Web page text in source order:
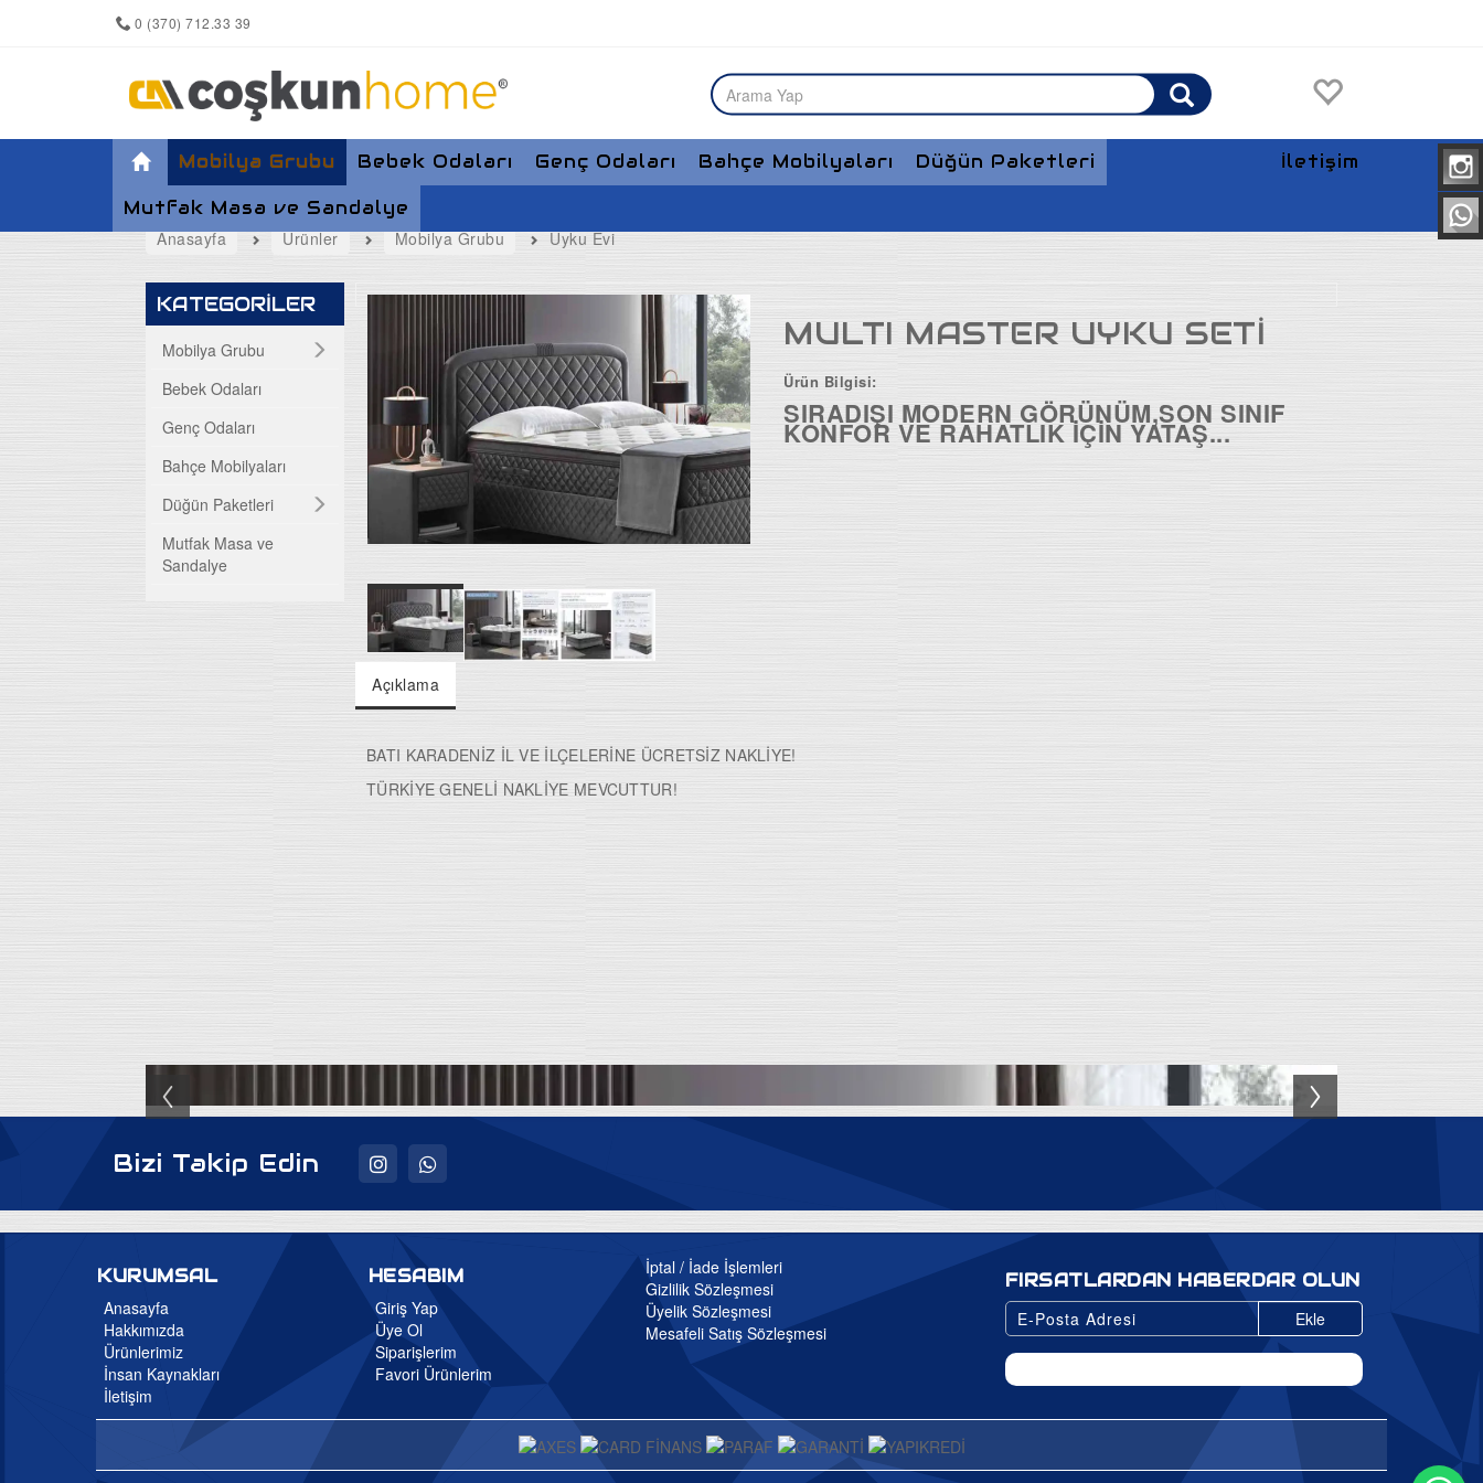
0 (370) 712.33 39
Anasayfa
İletişim
Mobilya Grubu
Yemek Odası
Koltuk Takımları
Maxi Takımlar
TV Üniteleri
Bazalar
Ortapedik Yataklar
Bebek Odaları Genç Odaları Bahçe Mobilyaları
Düğün Paketleri
Mutfak Masa ve Sandalye
Anasayfa Ürünler Mobilya Grubu Uyku Evi
KATEGORİLER
Mobilya Grubu
Bebek Odaları
Genç Odaları
Bahçe Mobilyaları
Düğün Paketleri
Mutfak Masa ve
Sandalye
MULTI MASTER UYKU SETİ
Ürün Bilgisi:
SIRADIŞI MODERN GÖRÜNÜM,SON SINIF
KONFOR VE RAHATLIK İÇİN YATAŞ...
Açıklama
BATI KARADENİZ İL VE İLÇELERİNE ÜCRETSİZ NAKLİYE!
TÜRKİYE GENELİ NAKLİYE MEVCUTTUR!
Bizi Takip Edin
KURUMSAL
Anasayfa
Hakkımızda
Ürünlerimiz
İnsan Kaynakları
İletişim
HESABIM
Giriş Yap
Üye Ol
Siparişlerim
Favori Ürünlerim
İptal / İade İşlemleri
Gizlilik Sözleşmesi
Üyelik Sözleşmesi
Mesafeli Satış Sözleşmesi
FIRSATLARDAN HABERDAR OLUN
Ekle